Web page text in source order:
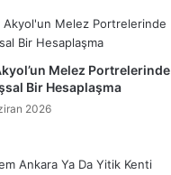
Melez Portrelerinde
Bir Hesaplaşma
2026